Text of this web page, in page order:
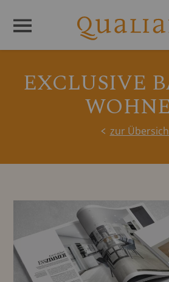
EXCLUSIVE
zur